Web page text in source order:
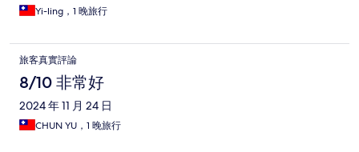
Yi-ling，1 晚旅行
旅客真實評論
8/10 非常好
2024 年 11 月 24 日
CHUN YU，1 晚旅行